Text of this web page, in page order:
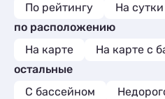
По рейтингу
На сутки
по расположению
На карте
На карте с
остальные
С бассейном